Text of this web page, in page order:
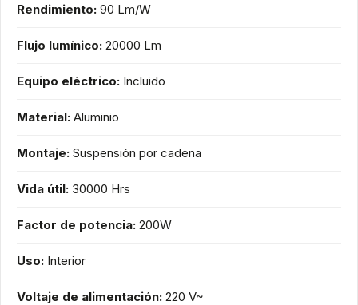
Rendimiento: 90 Lm/W
Flujo lumínico: 20000 Lm
Equipo eléctrico: Incluido
Material: Aluminio
Montaje: Suspensión por cadena
Vida útil: 30000 Hrs
Factor de potencia: 200W
Uso: Interior
Voltaje de alimentación: 220 V~